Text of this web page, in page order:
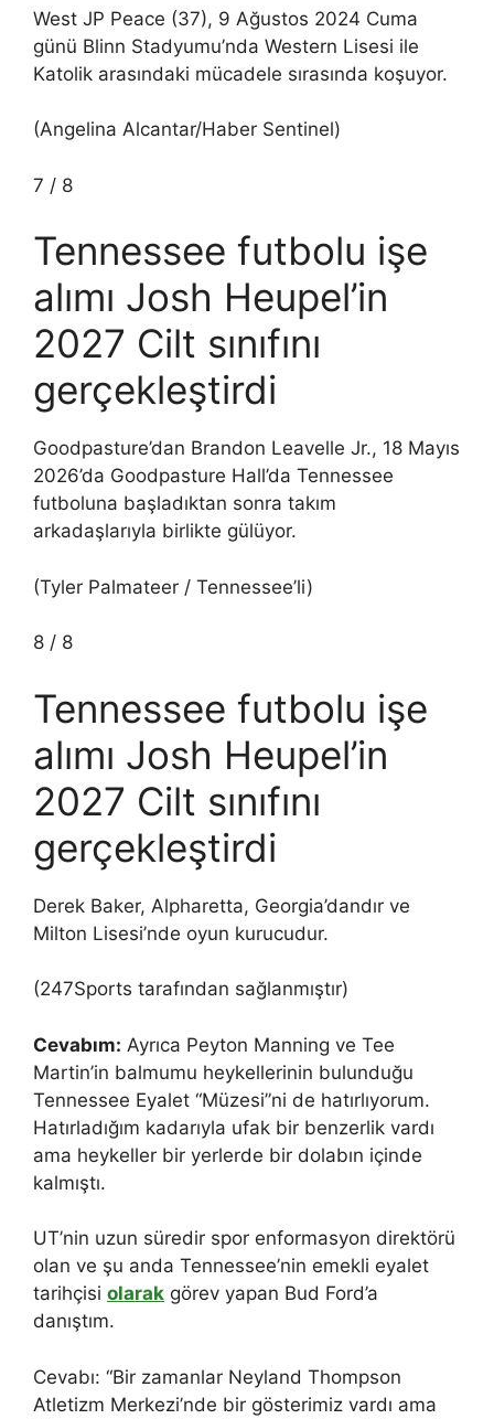
West JP Peace (37), 9 Ağustos 2024 Cuma
günü Blinn Stadyumu’nda Western Lisesi ile
Katolik arasındaki mücadele sırasında koşuyor.
(Angelina Alcantar/Haber Sentinel)
7 / 8
Tennessee futbolu işe
alımı Josh Heupel’in
2027 Cilt sınıfını
gerçekleştirdi
Goodpasture’dan Brandon Leavelle Jr., 18 Mayıs
2026’da Goodpasture Hall’da Tennessee
futboluna başladıktan sonra takım
arkadaşlarıyla birlikte gülüyor.
(Tyler Palmateer / Tennessee’li)
8 / 8
Tennessee futbolu işe
alımı Josh Heupel’in
2027 Cilt sınıfını
gerçekleştirdi
Derek Baker, Alpharetta, Georgia’dandır ve
Milton Lisesi’nde oyun kurucudur.
(247Sports tarafından sağlanmıştır)
Cevabım: Ayrıca Peyton Manning ve Tee
Martin’in balmumu heykellerinin bulunduğu
Tennessee Eyalet “Müzesi”ni de hatırlıyorum.
Hatırladığım kadarıyla ufak bir benzerlik vardı
ama heykeller bir yerlerde bir dolabın içinde
kalmıştı.
UT’nin uzun süredir spor enformasyon direktörü
olan ve şu anda Tennessee’nin emekli eyalet
tarihçisi olarak görev yapan Bud Ford’a
danıştım.
Cevabı: “Bir zamanlar Neyland Thompson
Atletizm Merkezi’nde bir gösterimiz vardı ama